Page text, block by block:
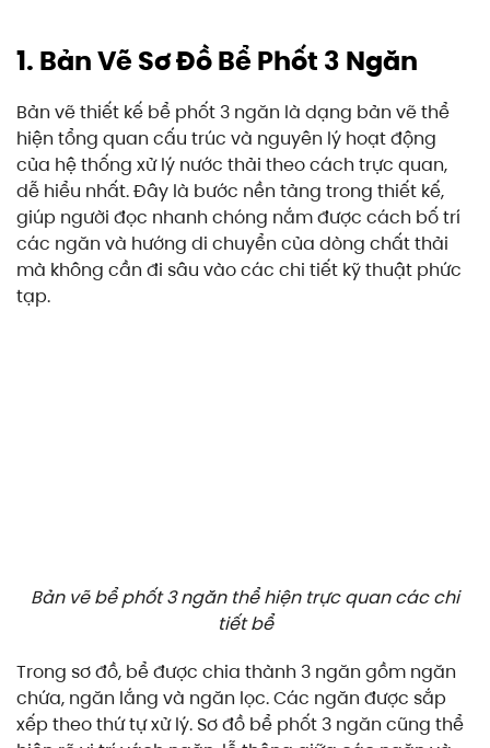
Kỹ
Thuật
1. Bản Vẽ Sơ Đồ Bể Phốt 3 Ngăn
Bản vẽ thiết kế bể phốt 3 ngăn là dạng bản vẽ thể
hiện tổng quan cấu trúc và nguyên lý hoạt động
của hệ thống xử lý nước thải theo cách trực quan,
dễ hiểu nhất. Đây là bước nền tảng trong thiết kế,
giúp người đọc nhanh chóng nắm được cách bố trí
các ngăn và hướng di chuyển của dòng chất thải
mà không cần đi sâu vào các chi tiết kỹ thuật phức
tạp.
Bản vẽ bể phốt 3 ngăn thể hiện trực quan các chi
tiết bể
Trong sơ đồ, bể được chia thành 3 ngăn gồm ngăn
chứa, ngăn lắng và ngăn lọc. Các ngăn được sắp
xếp theo thứ tự xử lý. Sơ đồ bể phốt 3 ngăn cũng thể